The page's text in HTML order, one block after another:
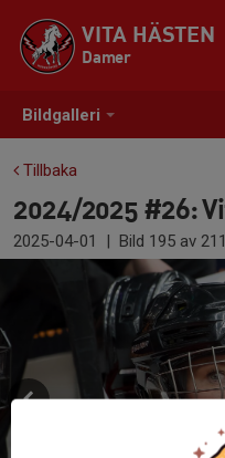
Bildgalleri
VITA HÄSTEN
Damer
Tillbaka
2024/2025 #26:
2025-04-01 | Bild 195 av 211